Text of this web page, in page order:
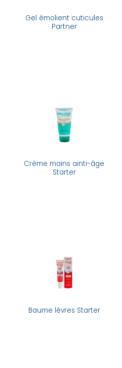
Gel émolient cuticules
Partner
Crème mains ainti-âge
Starter
Baume lèvres Starter